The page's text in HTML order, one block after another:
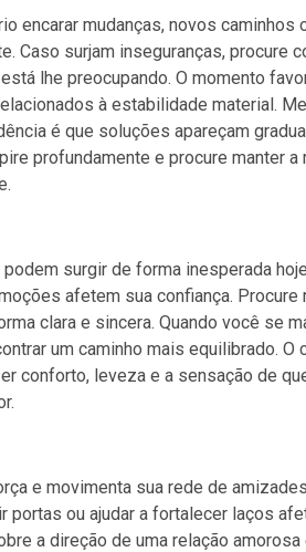
encarar mudanças, novos
Caso surjam inseguranças, procure
lhe preocupando. O momento
à estabilidade material.
é que soluções apareçam
profundamente e procure manter
surgir de forma inesperada
afetem sua confiança.
clara e sincera. Quando você se
um caminho mais equilibrado.
conforto, leveza e a sensação de
e movimenta sua rede de
portas ou ajudar a fortalecer laços
a direção de uma relação